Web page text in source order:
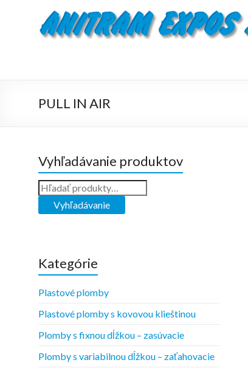
PULL IN AIR
Vyhľadávanie produktov
Kategórie
Plastové plomby
Plastové plomby s kovovou klieštinou
Plomby s fixnou dĺžkou – zasúvacie
Plomby s variabilnou dĺžkou – zaťahovacie